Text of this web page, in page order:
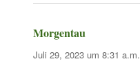
Morgentau
Juli 29, 2023 um 8:31